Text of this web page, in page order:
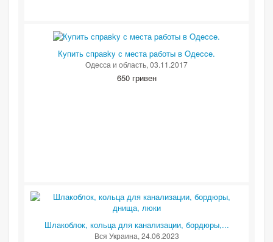
Купить справky с места paботы в Oдecce.
Одесса и область, 03.11.2017
650 гривен
Шлакоблок, кольца для канализации, бордюры,...
Вся Украина, 24.06.2023